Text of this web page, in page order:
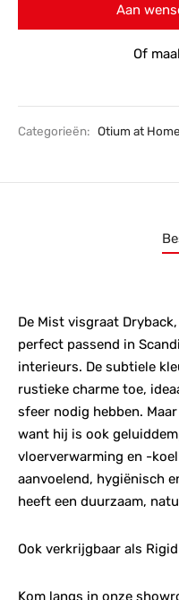
Aan
Of
Categorieën: Otium at
De Mist visgraat
perfect passend in
interieurs. De subtiele
rustieke charme toe,
sfeer nodig hebben.
want hij is ook
vloerverwarming en -
aanvoelend, hygiënisch
heeft een duurzaam,
Ook verkrijgbaar als
Kom langs in onze